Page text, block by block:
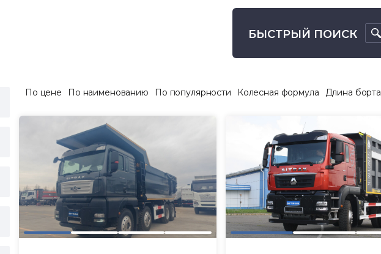
БЫСТРЫЙ ПОИСК
По цене По наименованию По популярности Колесная формула Длина борта